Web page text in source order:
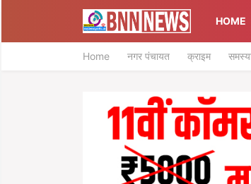
HOME
Home नगर पंचायत क्राइम